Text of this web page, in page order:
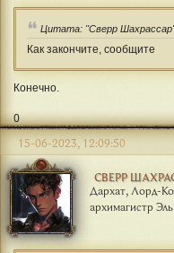
Цитата: "Сверр
Как закончите, сообщите
Конечно.
0
СВЕРР
Дархат, Лорд-
архимагистр
15-06-2023, 12:09:50